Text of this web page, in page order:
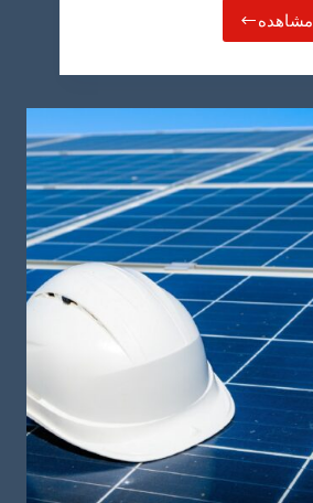
مشاهده
نرخ
در
بررسی
عوامل
تاثیرگذار
و
چشم‌انداز
آینده